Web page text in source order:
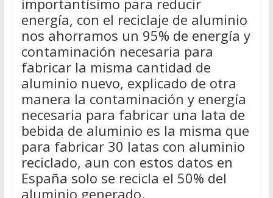
importantísimo para reducir
energía, con el reciclaje de aluminio
nos ahorramos un 95% de energía y
contaminación necesaria para
fabricar la misma cantidad de
aluminio nuevo, explicado de otra
manera la contaminación y energía
necesaria para fabricar una lata de
bebida de aluminio es la misma que
para fabricar 30 latas con aluminio
reciclado, aun con estos datos en
España solo se recicla el 50% del
aluminio generado.